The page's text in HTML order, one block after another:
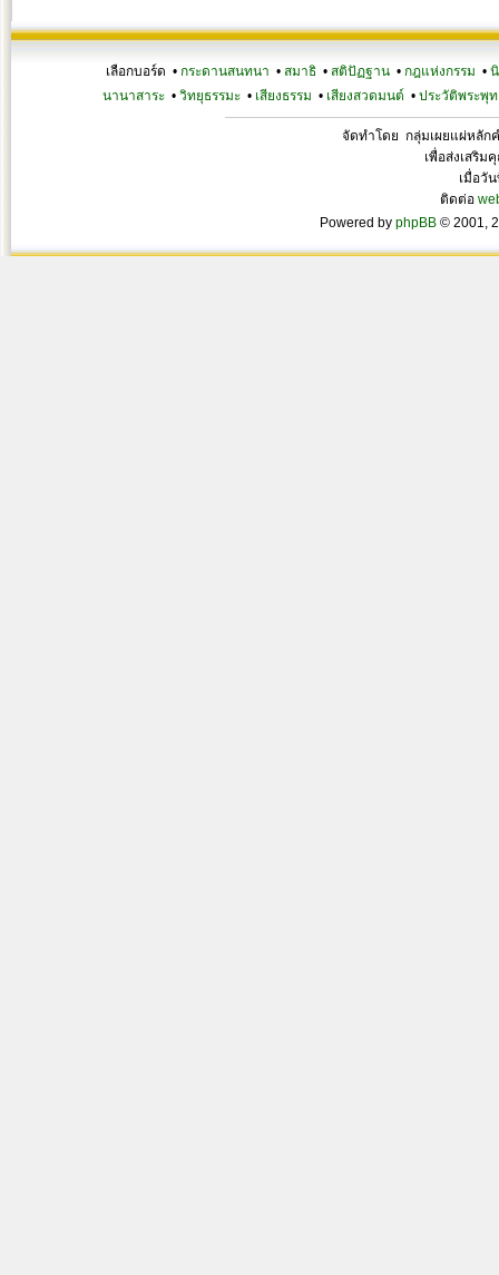
เลือกบอร์ด • กระดานสนทนา • สมาธิ • สติปัฏฐาน • กฎแห่งกรรม •
นานาสาระ• วิทยุธรรมะ• เสียงธรรม • เสียงสวดมนต์ • ประวัติพระพุท
จัดทำโดย กลุ่มเผยแผ่หลัก
เพื่อส่งเสริม
เมื่อวั
ติดต่อ
Powered by phpBB © 2001,